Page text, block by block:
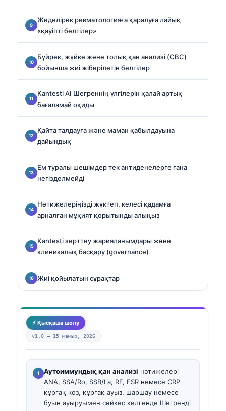
Жеделірек ревматологияға қаралуға лайық
«қауіпті белгілер»
Бүйрек, жүйке және толық қан анализі (CBC)
бойынша жиі жіберілетін белгілер
Kantesti AI Шегреннің үлгілерін қалай артық
бағаламай оқиды
Қайта талдауға және маман қабылдауына
дайындық
Ем туралы шешімдер тек антиденелерге ғана
негізделмейді
Нәтижелеріңізді жүктеп, келесі қадамға
арналған мұқият қорытынды алыңыз
Kantesti зерттеу жарияланымдары және
клиникалық басқару (governance)
Жиі қойылатын сұрақтар
⚡ Қысқаша шолу
v1.0 — 15 мамыр, 2026
Аутоиммундық қан анализі нәтижелері
ANA, SSA/Ro, SSB/La, RF, ESR немесе CRP
құрғақ көз, құрғақ ауыз, шаршау немесе
буын ауыруымен сәйкес келгенде Шегренді